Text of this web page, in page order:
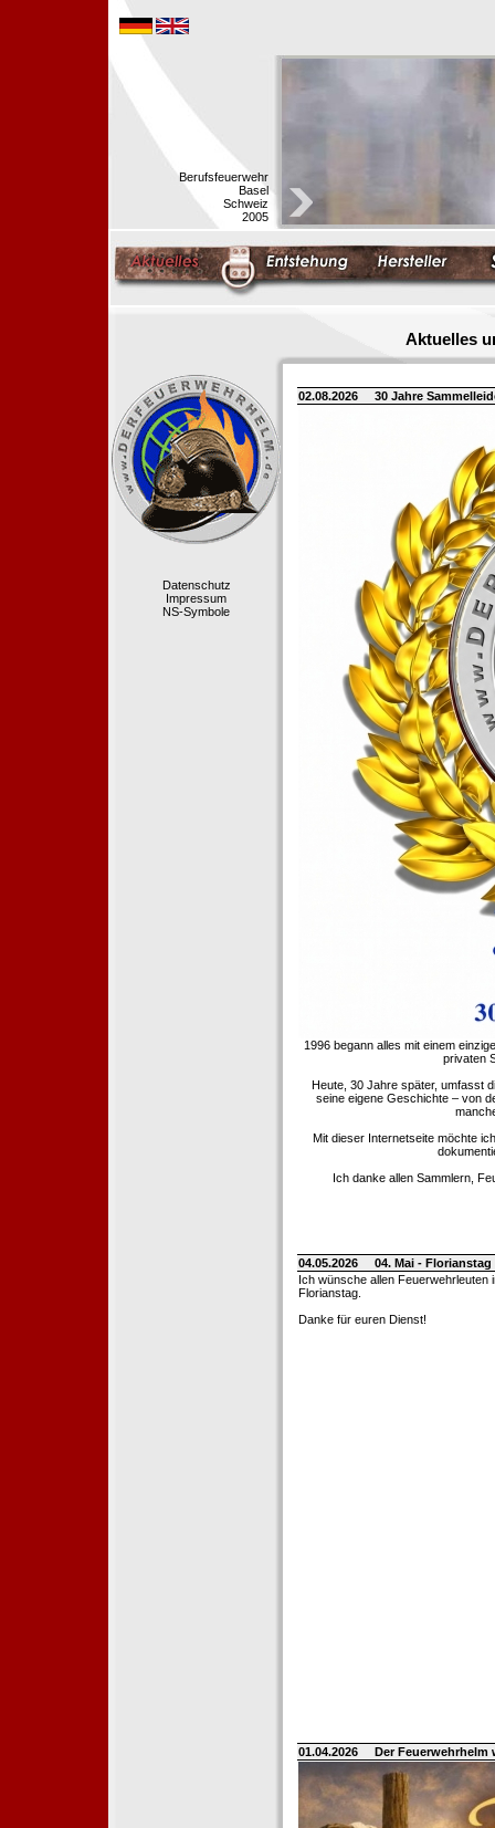
Berufsfeuerwehr
Basel
Schweiz
2005
Aktuelles
Datenschutz
Impressum
NS-Symbole
02.08.2026 30 Jahre
1996 begann alles mit einem
privaten
Heute, 30 Jahre später, umfasst
seine eigene Geschichte – von
Mit dieser Internetseite möchte
Ich danke allen Sammlern,
04.05.2026
04. Mai -
Ich wünsche allen Feuerwehrleuten
Florianstag.
Danke für euren Dienst!
01.04.2026 Der